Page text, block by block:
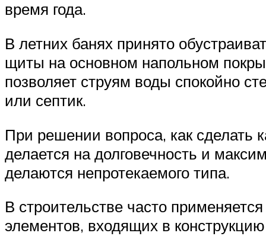
время года.
В летних банях принято
щиты на основном напольном
позволяет струям воды спокойно
или септик.
При решении вопроса, как сделать
делается на долговечность и
делаются непротекаемого типа.
В строительстве часто
элементов, входящих в